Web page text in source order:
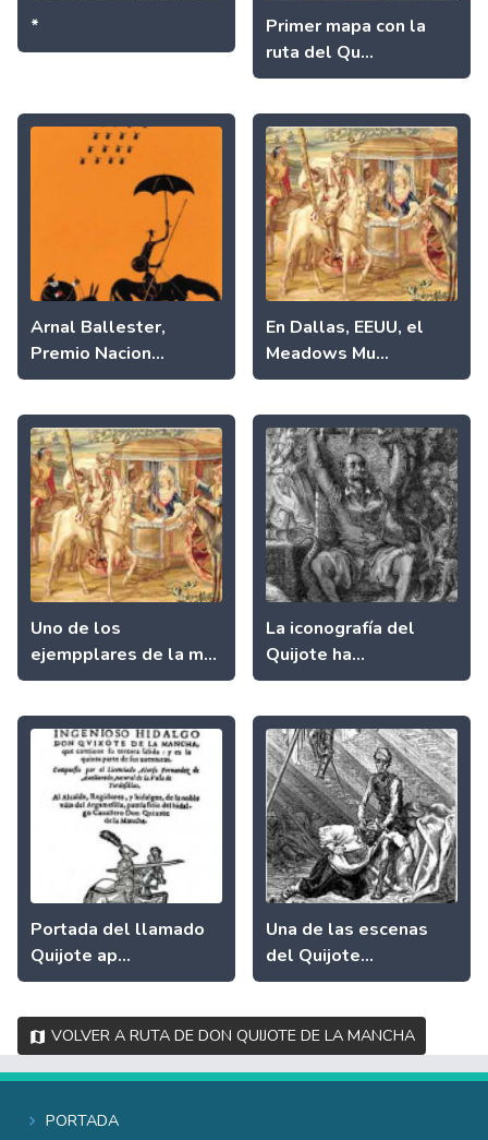
*
Primer mapa con la
ruta del Qu...
Arnal Ballester,
Premio Nacion...
En Dallas, EEUU, el
Meadows Mu...
Uno de los
ejempplares de la m...
La iconografía del
Quijote ha...
Portada del llamado
Quijote ap...
Una de las escenas
del Quijote...
Volver a Ruta de Don Quijote de La Mancha
Portada